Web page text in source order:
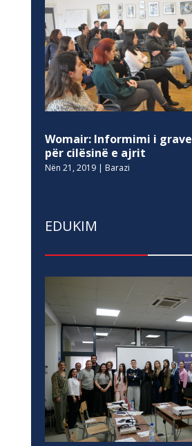
Womair: Informimi i
për cilësinë e ajrit
Nën 21, 2019| Barazi
EDUKIM